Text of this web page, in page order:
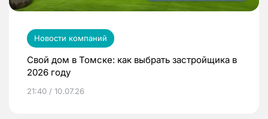
Новости компаний
Свой дом в Томске: как выбрать застройщика в
2026 году
21:40 / 10.07.26